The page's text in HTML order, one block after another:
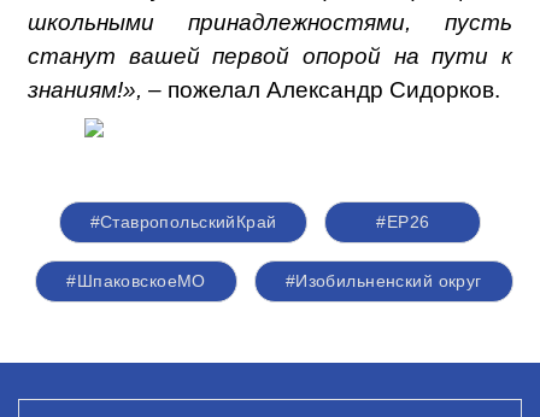
школьными принадлежностями, пусть
станут вашей первой опорой на пути к
знаниям!», – пожелал Александр Сидорков.
#СтавропольскийКрай #ЕР26
#ШпаковскоеМО #Изобильненский округ